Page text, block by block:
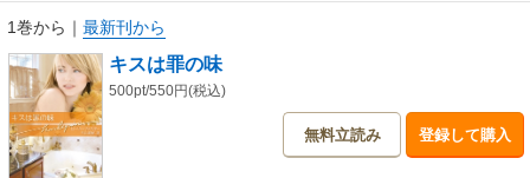
1巻から ｜ 最新刊から
キスは罪の味
500pt/550円(税込)
無料立読み 登録して購入